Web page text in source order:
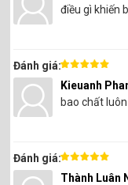
điều gì khiến
Đánh giá:
Kieuanh
bao chất luôn
Đánh giá:
Thành Luân